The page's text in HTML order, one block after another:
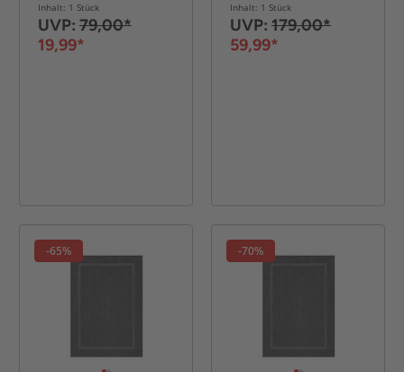
Inhalt: 1 Stück
UVP: 79,00*
19,99*
Inhalt: 1 Stück
UVP: 179,00*
59,99*
-65% -70%